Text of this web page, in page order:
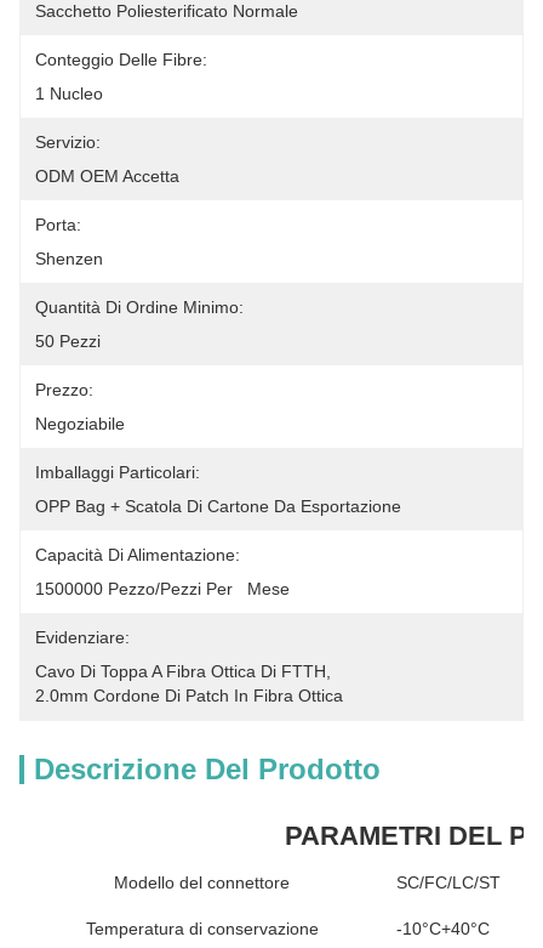
Sacchetto Poliesterificato Normale
Conteggio Delle Fibre:
1 Nucleo
Servizio:
ODM OEM Accetta
Porta:
Shenzen
Quantità Di Ordine Minimo:
50 Pezzi
Prezzo:
Negoziabile
Imballaggi Particolari:
OPP Bag + Scatola Di Cartone Da Esportazione
Capacità Di Alimentazione:
1500000 Pezzo/pezzi Per   Mese
Evidenziare:
Cavo Di Toppa A Fibra Ottica Di FTTH
2.0mm Cordone Di Patch In Fibra Ottica
Descrizione Del Prodotto
PARAMETRI DEL
Modello del connettore SC/FC/LC/ST
Temperatura di conservazione -10°C+40°C